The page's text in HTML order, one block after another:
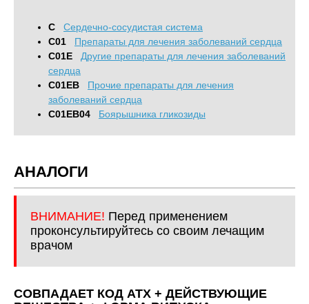
C
Сердечно-сосудистая система
C01
Препараты для лечения заболеваний сердца
C01E
Другие препараты для лечения заболеваний
сердца
C01EB
Прочие препараты для лечения
заболеваний сердца
C01EB04
Боярышника гликозиды
АНАЛОГИ
ВНИМАНИЕ! Перед применением
проконсультируйтесь со своим лечащим
врачом
СОВПАДАЕТ КОД ATХ + ДЕЙСТВУЮЩИЕ